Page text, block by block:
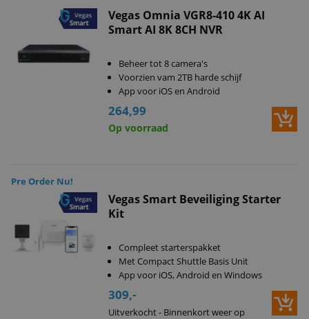
Vegas Omnia VGR8-410 4K AI
Smart AI 8K 8CH NVR
Beheer tot 8 camera's
Voorzien vam 2TB harde schijf
App voor iOS en Android
264,99
Op voorraad
Pre Order Nu!
Vegas Smart Beveiliging Starter
Kit
Compleet starterspakket
Met Compact Shuttle Basis Unit
App voor iOS, Android en Windows
309,-
Uitverkocht - Binnenkort weer op